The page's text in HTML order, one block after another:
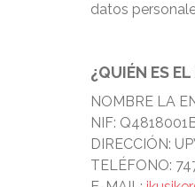
datos
¿QUIÉN ES
NOMBRE LA
NIF:
DIRECCIÓN:
TELÉFONO: